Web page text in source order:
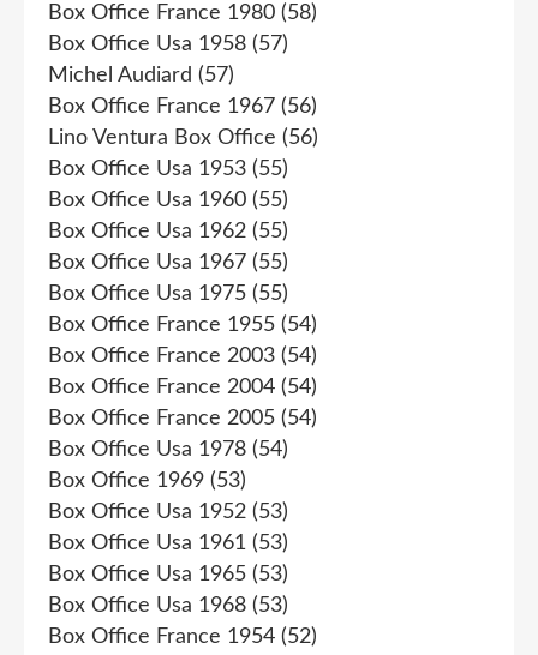
Box Office France 1980 (58)
Box Office Usa 1958 (57)
Michel Audiard (57)
Box Office France 1967 (56)
Lino Ventura Box Office (56)
Box Office Usa 1953 (55)
Box Office Usa 1960 (55)
Box Office Usa 1962 (55)
Box Office Usa 1967 (55)
Box Office Usa 1975 (55)
Box Office France 1955 (54)
Box Office France 2003 (54)
Box Office France 2004 (54)
Box Office France 2005 (54)
Box Office Usa 1978 (54)
Box Office 1969 (53)
Box Office Usa 1952 (53)
Box Office Usa 1961 (53)
Box Office Usa 1965 (53)
Box Office Usa 1968 (53)
Box Office France 1954 (52)